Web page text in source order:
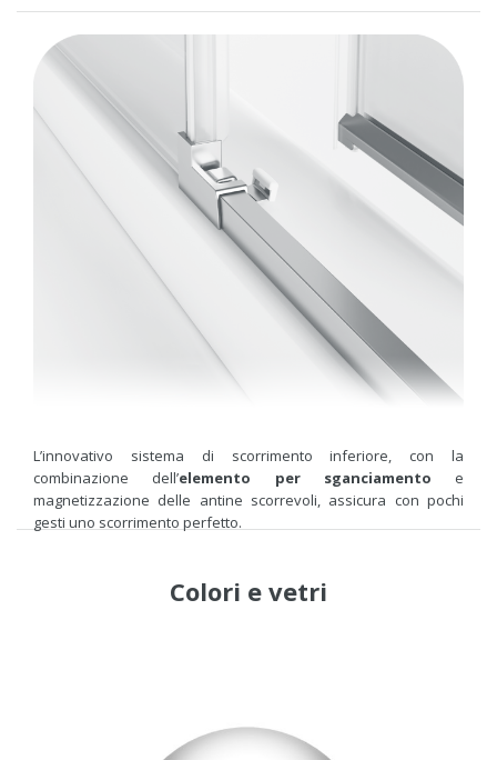
L’innovativo sistema di scorrimento inferiore, con la
combinazione dell’elemento per sganciamento e
magnetizzazione delle antine scorrevoli, assicura con pochi
gesti uno scorrimento perfetto.
Colori e vetri